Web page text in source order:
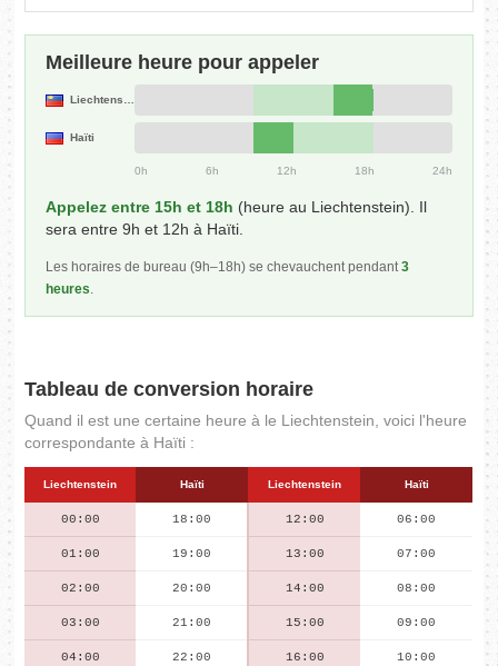
Meilleure heure pour appeler
Liechtenstein
Haïti
0h 6h 12h 18h 24h
Appelez entre 15h et 18h (heure au Liechtenstein). Il
sera entre 9h et 12h à Haïti.
Les horaires de bureau (9h–18h) se chevauchent pendant3
heures.
Tableau de conversion horaire
Quand il est une certaine heure à le Liechtenstein, voici l'heure
correspondante à Haïti :
Liechtenstein Haïti Liechtenstein Haïti
00:00 18:00 12:00 06:00
01:00 19:00 13:00 07:00
02:00 20:00 14:00 08:00
03:00 21:00 15:00 09:00
04:00 22:00 16:00 10:00